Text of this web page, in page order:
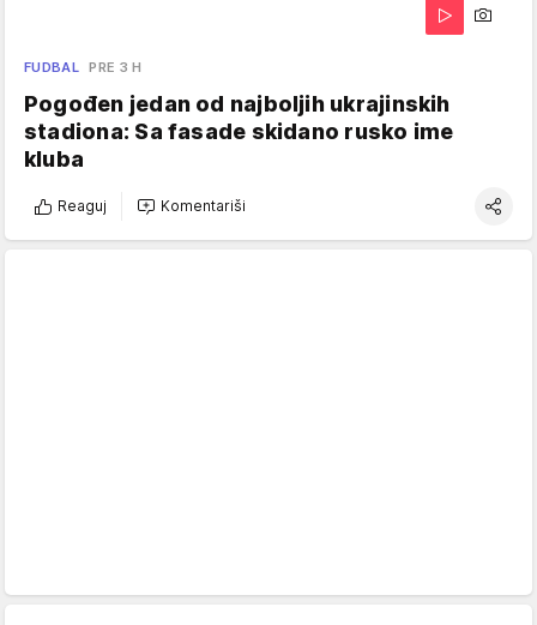
FUDBAL PRE 3 H
Pogođen jedan od najboljih ukrajinskih
stadiona: Sa fasade skidano rusko ime
kluba
Reaguj Komentariši